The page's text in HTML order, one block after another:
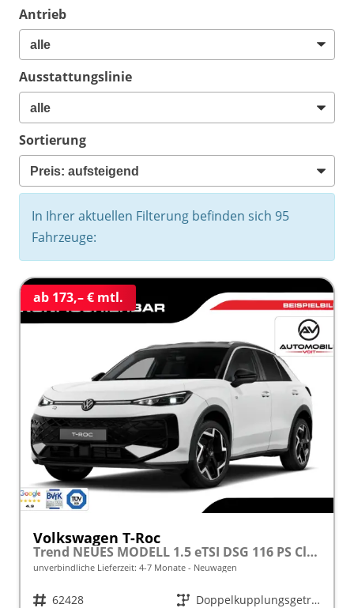
Antrieb
Ausstattungslinie
Sortierung
In Ihrer aktuellen Filterung befinden sich 95
Fahrzeuge:
ab 173,– € mtl.
Volkswagen T-Roc
Trend NEUES MODELL 1.5 eTSI DSG 116 PS Climatronic LED App Connect
unverbindliche Lieferzeit: 4-7 Monate Neuwagen
Fahrzeugnr. 62428 Getriebe
Doppelkupplungsgetriebe (DSG)